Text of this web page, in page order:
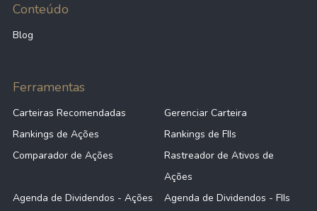
Conteúdo
Blog
Ferramentas
Carteiras Recomendadas
Gerenciar Carteira
Rankings de Ações
Rankings de FIIs
Comparador de Ações
Rastreador de Ativos de
Ações
Agenda de Dividendos - Ações
Agenda de Dividendos - FIIs